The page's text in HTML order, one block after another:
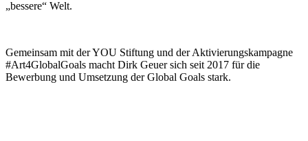
„bessere“ Welt.
Gemeinsam mit der YOU Stiftung und der Aktivierungskampagne
#Art4GlobalGoals macht Dirk Geuer sich seit 2017 für die
Bewerbung und Umsetzung der Global Goals stark.